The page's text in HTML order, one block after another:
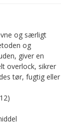
og særligt
og
giver en
overlock, sikrer
tør, fugtig eller